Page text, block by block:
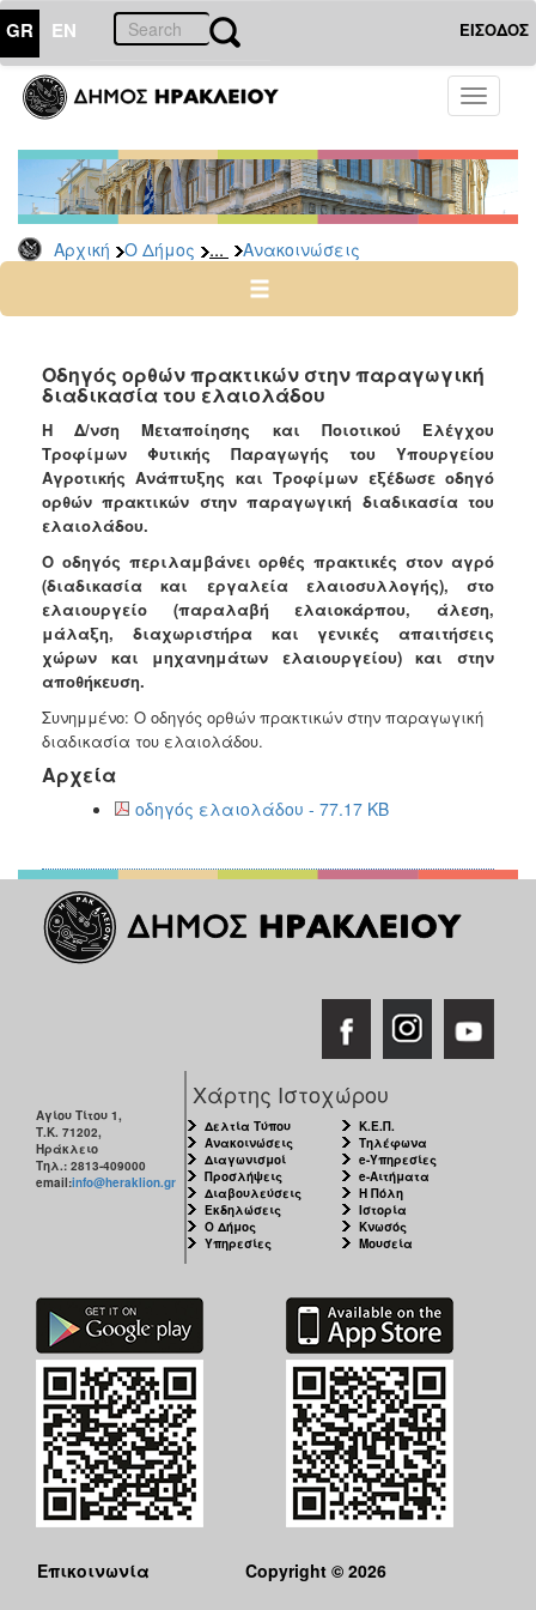
GR EN ΕΙΣΟΔΟΣ
Toggle
Αρχική Ο Δήμος ... Ανακοινώσεις
ΔΗΜΟΣ
Υπηρεσίες
&
Φορείς
Δημοτικές
Υπηρεσίες
Ηλεκτρονική
Διακυβέρνηση
Σχολικές
Επιτροπές
Αγροτική
Ανάπτυξη
Ανακοινώσεις
Προγράμματα
Προσχολική
Αγωγή
Κοιμητήρια
Κέντρο
Οικογένειας
ΤΟΠΟΣ
ΠΟΛΙΤΙΣΜΟΣ
Οδηγός ορθών πρακτικών στην παραγωγική
διαδικασία του ελαιολάδου
Η Δ/νση Μεταποίησης και Ποιοτικού Ελέγχου
Τροφίμων Φυτικής Παραγωγής του Υπουργείου
Αγροτικής Ανάπτυξης και Τροφίμων εξέδωσε οδηγό
ορθών πρακτικών στην παραγωγική διαδικασία του
ελαιολάδου.
Ο οδηγός περιλαμβάνει ορθές πρακτικές στον αγρό
(διαδικασία και εργαλεία ελαιοσυλλογής), στο
ελαιουργείο (παραλαβή ελαιοκάρπου, άλεση,
μάλαξη, διαχωριστήρα και γενικές απαιτήσεις
χώρων και μηχανημάτων ελαιουργείου) και στην
αποθήκευση.
Συνημμένο: Ο οδηγός ορθών πρακτικών στην παραγωγική
διαδικασία του ελαιολάδου.
Αρχεία
οδηγός ελαιολάδου - 77.17 KB
Αγίου Τίτου 1,
Τ.Κ. 71202,
Ηράκλειο
Τηλ.: 2813-409000
email:info@heraklion.gr
Χάρτης Ιστοχώρου
Δελτία Τύπου
Ανακοινώσεις
Διαγωνισμοί
Προσλήψεις
Διαβουλεύσεις
Εκδηλώσεις
Ο Δήμος
Υπηρεσίες
Κ.Ε.Π.
Τηλέφωνα
e-Υπηρεσίες
e-Αιτήματα
Η Πόλη
Ιστορία
Κνωσός
Μουσεία
Επικοινωνία
Copyright © 2026